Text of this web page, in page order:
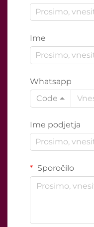
Ime
Whatsapp
Code
Ime podjetja
Sporočilo